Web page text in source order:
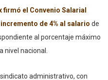
firmó el Convenio Salarial
incremento de 4% al salario de
al porcentaje máximo
nivel nacional.
administrativo, con